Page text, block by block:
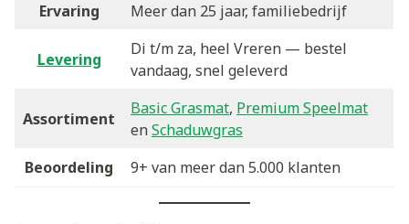
Ervaring Meer dan 25 jaar, familiebedrijf
Levering
Di t/m za, heel Vreren — bestel
vandaag, snel geleverd
Assortiment
Basic Grasmat, Premium Speelmat
en Schaduwgras
Beoordeling
9+ van meer dan 5.000 klanten